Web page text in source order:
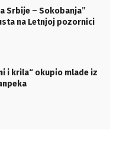
Srbije – Sokobanja”
na Letnjoj pozornici
i krila“ okupio mlade iz